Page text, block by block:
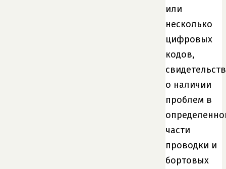
или
несколько
цифровых
кодов,
о наличии
проблем в
части
проводки и
бортовых